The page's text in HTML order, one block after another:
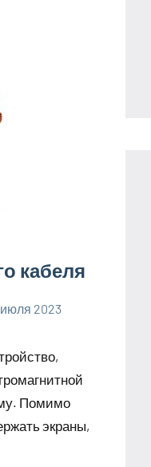
кабеля
2023
Помимо
экраны,